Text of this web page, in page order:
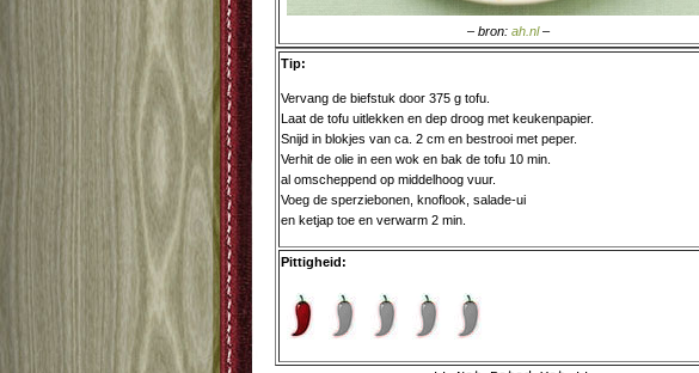
– bron: ah.nl–
Tip:
Vervang de biefstuk door 375 g tofu.
Laat de tofu uitlekken en dep droog met keukenpapier.
Snijd in blokjes van ca. 2 cm en bestrooi met peper.
Verhit de olie in een wok en bak de tofu 10 min.
al omscheppend op middelhoog vuur.
Voeg de sperziebonen, knoflook, salade-ui
en ketjap toe en verwarm 2 min.
Pittigheid: